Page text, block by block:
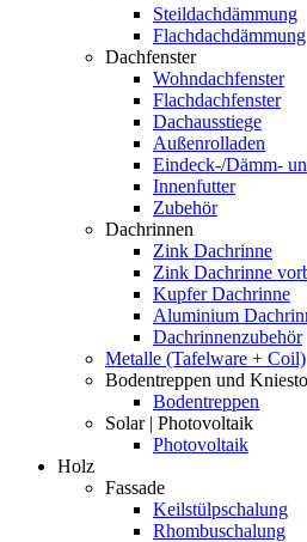
Steildachdämmung
Flachdachdämmung
Dachfenster
Wohndachfenster
Flachdachfenster
Dachausstiege
Außenrolladen
Eindeck-/Dämm-
Innenfutter
Zubehör
Dachrinnen
Zink Dachrinne
Zink Dachrinne
Kupfer Dachrinne
Aluminium
Dachrinnenzubehör
Metalle (Tafelware + Coil)
Bodentreppen und
Bodentreppen
Solar | Photovoltaik
Photovoltaik
Holz
Fassade
Keilstülpschalung
Rhombuschalung